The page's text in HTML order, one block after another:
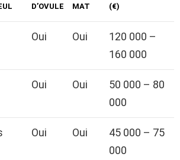
D’OVULE MAT (€)
Oui Oui
120 000 –
160 000
Oui Oui
50 000 – 80
000
Oui Oui
45 000 – 75
000